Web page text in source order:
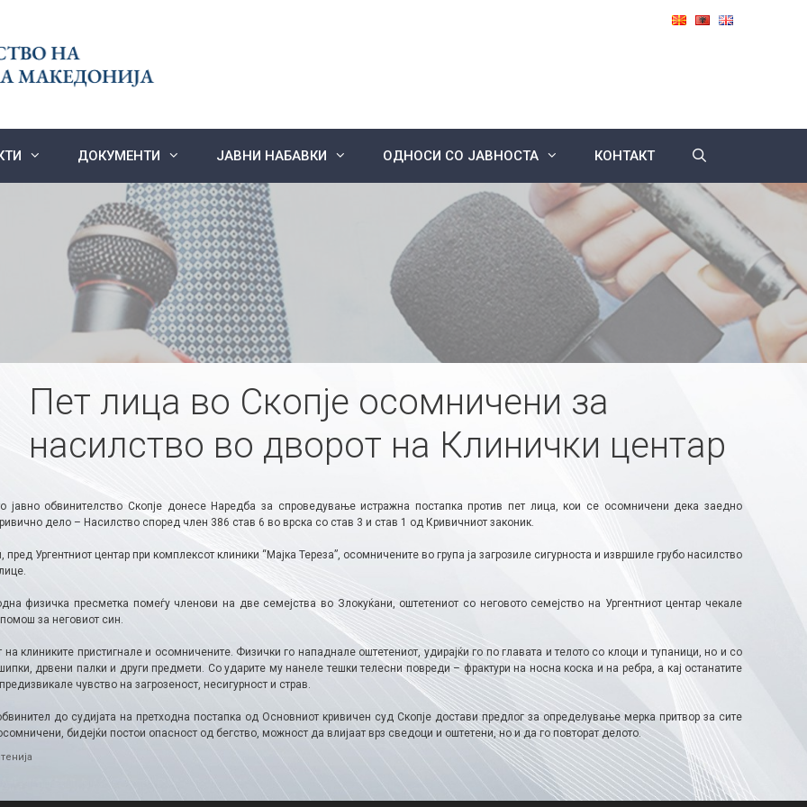
ДОКУМЕНТИ ЈАВНИ НАБАВКИ ОДНОСИ СО ЈАВНОСТА КОНТАКТ
Пет лица во Скопје осомничени за
насилство во дворот на Клинички центар
јавно обвинителство Скопје донесе Наредба за спроведување истражна постапка против пет лица, кои се осомничени дека заедно
дело – Насилство според член 386 став 6 во врска со став 3 и став 1 од Кривичниот законик.
пред Ургентниот центар при комплексот клиники “Мајка Тереза”, осомничените во група ја загрозиле сигурноста и извршиле грубо насилство
физичка пресметка помеѓу членови на две семејства во Злокуќани, оштетениот со неговото семејство на Ургентниот центар чекале
за неговиот син.
на клиниките пристигнале и осомничените. Физички го нападнале оштетениот, удирајќи го по главата и телото со клоци и тупаници, но и со
дрвени палки и други предмети. Со ударите му нанеле тешки телесни повреди – фрактури на носна коска и на ребра, а кај останатите
чувство на загрозеност, несигурност и страв.
до судијата на претходна постапка од Основниот кривичен суд Скопје достави предлог за определување мерка притвор за сите
бидејќи постои опасност од бегство, можност да влијаат врз сведоци и оштетени, но и да го повторат делото.